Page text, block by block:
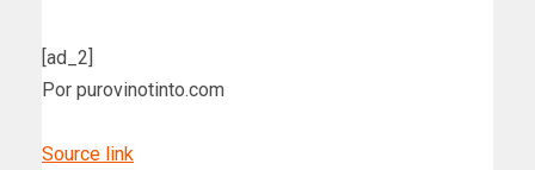
[ad_2]
Por purovinotinto.com
Source link